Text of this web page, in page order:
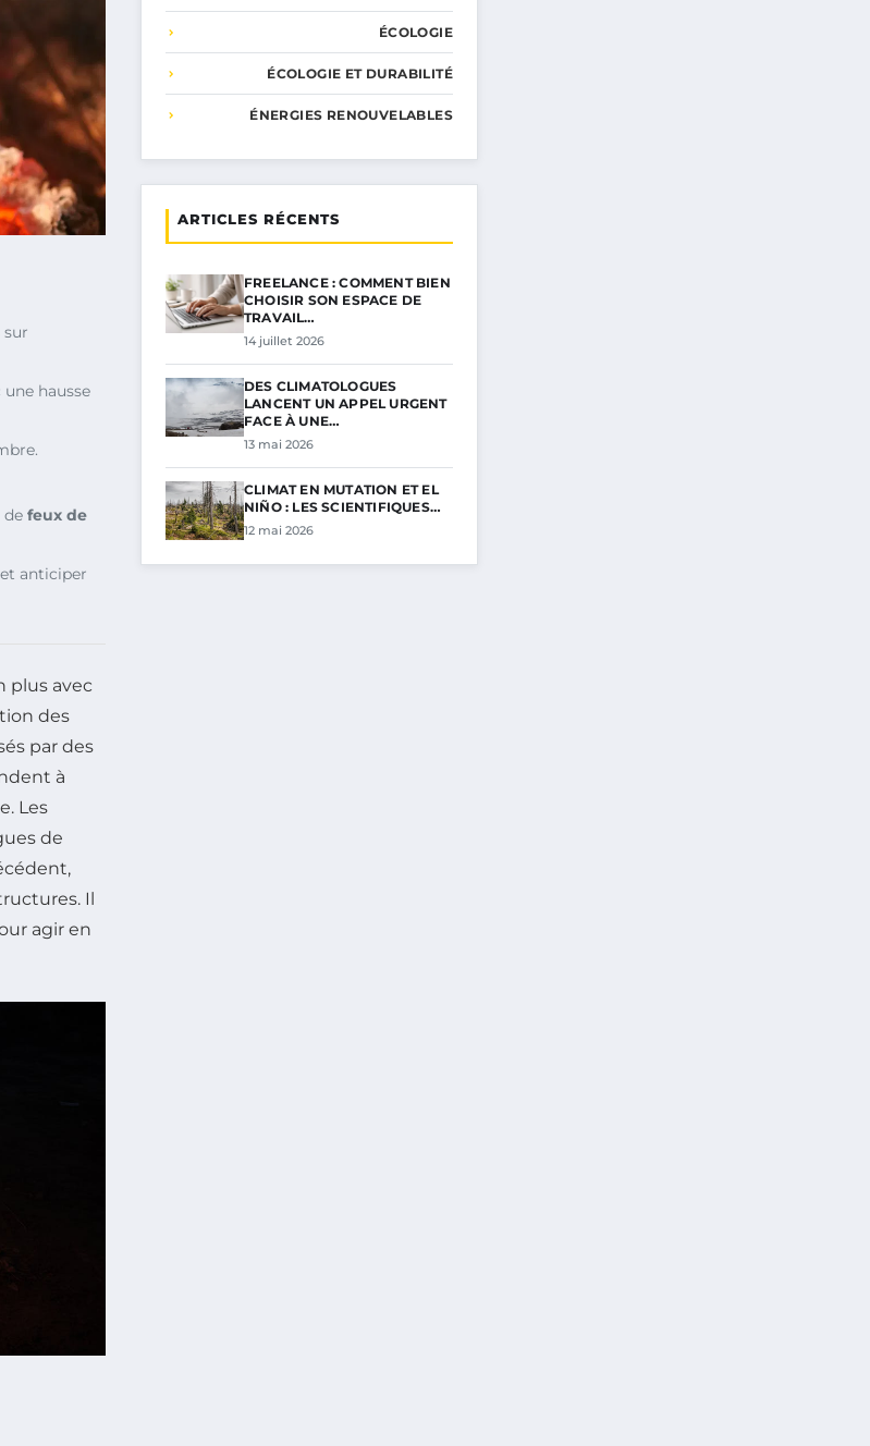
sur
une hausse
de feux de
anticiper
plus avec
des
par des
à
Les
de
Il
agir en
ÉCOLOGIE
ÉCOLOGIE ET DURABILITÉ
ÉNERGIES RENOUVELABLES
ARTICLES RÉCENTS
FREELANCE : COMMENT BIEN
CHOISIR SON ESPACE DE
TRAVAIL…
14 juillet 2026
DES CLIMATOLOGUES
LANCENT UN APPEL URGENT
FACE À UNE…
13 mai 2026
CLIMAT EN MUTATION ET EL
NIÑO : LES SCIENTIFIQUES…
12 mai 2026